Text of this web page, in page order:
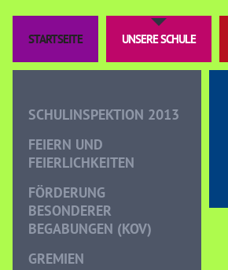
STARTSEITE UNSERE SCHULE
SCHULINSPEKTION 2013
FEIERN UND
FEIERLICHKEITEN
FÖRDERUNG
BESONDERER
BEGABUNGEN (KOV)
GREMIEN